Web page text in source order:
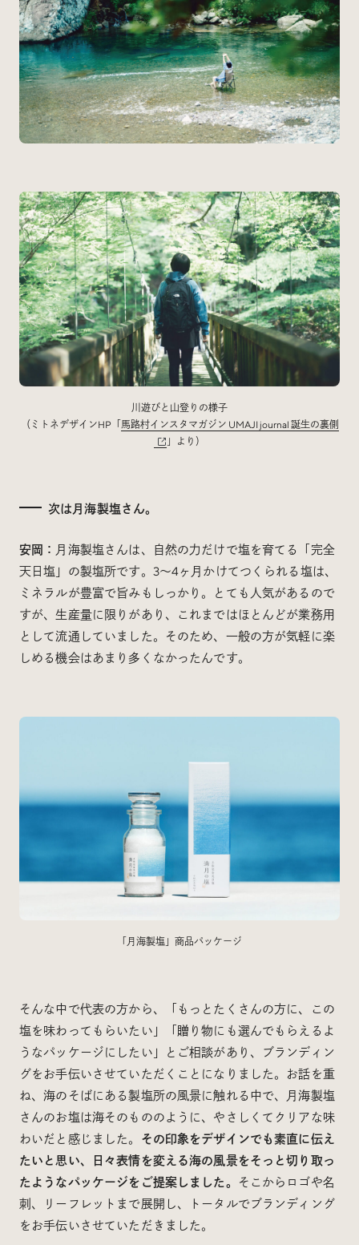
川遊びと山登りの様子
（ミトネデザインHP「 馬路村インスタマガジン UMAJI journal 誕生の裏側
」より）
次は月海製塩さん。
安岡： 月海製塩さんは、自然の力だけで塩を育てる「完全
天日塩」の製塩所です。3〜4ヶ月かけてつくられる塩は、
ミネラルが豊富で旨みもしっかり。とても人気があるので
すが、生産量に限りがあり、これまではほとんどが業務用
として流通していました。そのため、一般の方が気軽に楽
しめる機会はあまり多くなかったんです。
「月海製塩」商品パッケージ
そんな中で代表の方から、「もっとたくさんの方に、この
塩を味わってもらいたい」「贈り物にも選んでもらえるよ
うなパッケージにしたい」とご相談があり、ブランディン
グをお手伝いさせていただくことになりました。お話を重
ね、海のそばにある製塩所の風景に触れる中で、月海製塩
さんのお塩は海そのもののように、やさしくてクリアな味
わいだと感じました。 その印象をデザインでも素直に伝え
たいと思い、日々表情を変える海の風景をそっと切り取っ
たようなパッケージをご提案しました。
そこからロゴや名
刺、リーフレットまで展開し、トータルでブランディング
をお手伝いさせていただきました。